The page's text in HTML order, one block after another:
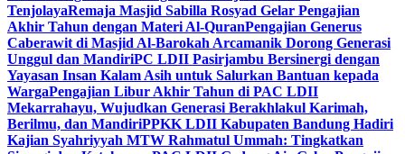
TenjolayaRemaja Masjid Sabilla Rosyad Gelar Pengajian
Akhir Tahun dengan Materi Al-QuranPengajian Generus
Caberawit di Masjid Al-Barokah Arcamanik Dorong Generasi
Unggul dan MandiriPC LDII Pasirjambu Bersinergi dengan
Yayasan Insan Kalam Asih untuk Salurkan Bantuan kepada
WargaPengajian Libur Akhir Tahun di PAC LDII
Mekarrahayu, Wujudkan Generasi Berakhlakul Karimah,
Berilmu, dan MandiriPPKK LDII Kabupaten Bandung Hadiri
Kajian Syahriyyah MTW Rahmatul Ummah: Tingkatkan